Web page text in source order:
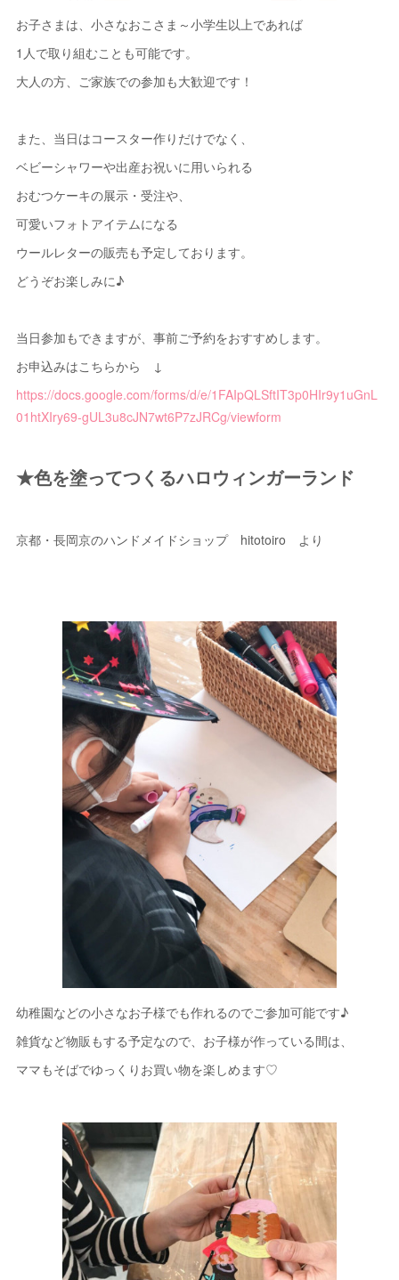
お子さまは、小さなおこさま～小学生以上であれば
1人で取り組むことも可能です。
大人の方、ご家族での参加も大歓迎です！
また、当日はコースター作りだけでなく、
ベビーシャワーや出産お祝いに用いられる
おむつケーキの展示・受注や、
可愛いフォトアイテムになる
ウールレターの販売も予定しております。
どうぞお楽しみに♪
当日参加もできますが、事前ご予約をおすすめします。
お申込みはこちらから ↓
https://docs.google.com/forms/d/e/1FAIpQLSftIT3p0HIr9y1uGnL
01htXIry69-gUL3u8cJN7wt6P7zJRCg/viewform
★色を塗ってつくるハロウィンガーランド
京都・長岡京のハンドメイドショップ hitotoiro より
幼稚園などの小さなお子様でも作れるのでご参加可能です♪
雑貨など物販もする予定なので、お子様が作っている間は、
ママもそばでゆっくりお買い物を楽しめます♡